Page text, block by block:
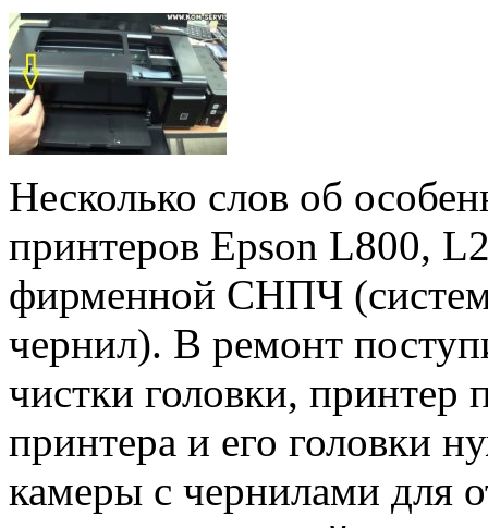
Несколько слов об
принтеров Epson L800,
фирменной СНПЧ
чернил). В ремонт
чистки головки, принтер
принтера и его головки
камеры с чернилами для